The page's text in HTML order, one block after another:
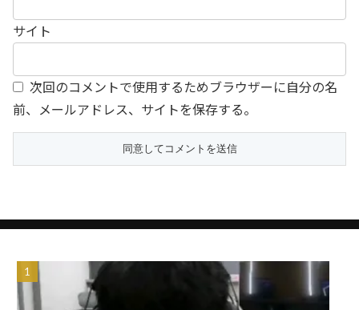
サイト
次回のコメントで使用するためブラウザーに自分の名
前、メールアドレス、サイトを保存する。